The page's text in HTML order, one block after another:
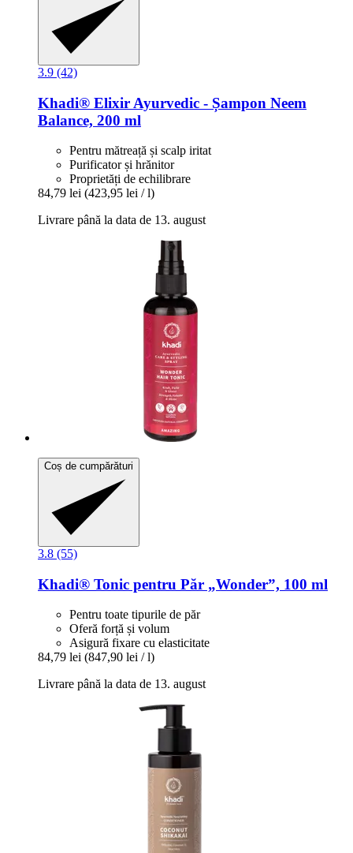
3.9 (42)
Khadi® Elixir Ayurvedic -​ Șampon Neem
Balance, 200 ml
Pentru mătreață și scalp iritat
Purificator și hrănitor
Proprietăți de echilibrare
84,79 lei (423,95 lei / l)
Livrare până la data de 13. august
Coș de cumpărături
3.8 (55)
Khadi® Tonic pentru Păr „Wonder”, 100 ml
Pentru toate tipurile de păr
Oferă forță și volum
Asigură fixare cu elasticitate
84,79 lei (847,90 lei / l)
Livrare până la data de 13. august